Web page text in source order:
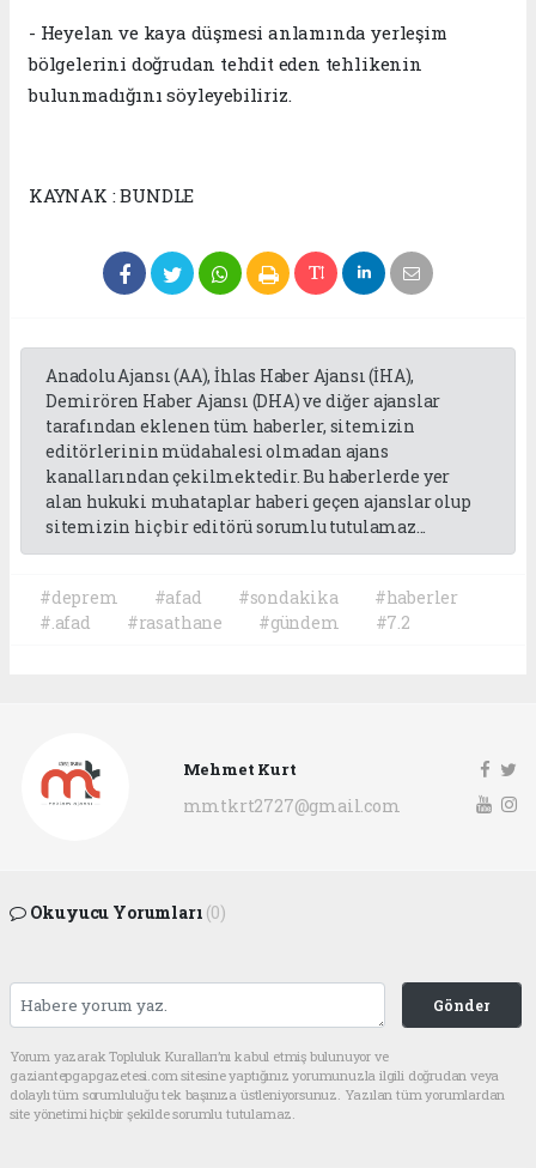
- Heyelan ve kaya düşmesi anlamında yerleşim
bölgelerini doğrudan tehdit eden tehlikenin
bulunmadığını söyleyebiliriz.
KAYNAK : BUNDLE
Anadolu Ajansı (AA), İhlas Haber Ajansı (İHA),
Demirören Haber Ajansı (DHA) ve diğer ajanslar
tarafından eklenen tüm haberler, sitemizin
editörlerinin müdahalesi olmadan ajans
kanallarından çekilmektedir. Bu haberlerde yer
alan hukuki muhataplar haberi geçen ajanslar olup
sitemizin hiç bir editörü sorumlu tutulamaz...
#deprem #afad #sondakika
#haberler
#.afad
#rasathane #gündem #7.2
Mehmet Kurt
mmtkrt2727@gmail.com
Okuyucu Yorumları (0)
Gönder
Yorum yazarak Topluluk Kuralları’nı kabul etmiş bulunuyor ve
gaziantepgapgazetesi.com sitesine yaptığınız yorumunuzla ilgili doğrudan veya
dolaylı tüm sorumluluğu tek başınıza üstleniyorsunuz. Yazılan tüm yorumlardan
site yönetimi hiçbir şekilde sorumlu tutulamaz.